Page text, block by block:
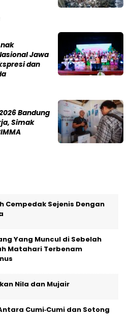
Jawa
dan
Bandung
Simak
Cempedak Sejenis Dengan
Yang Muncul di Sebelah
Matahari Terbenam
Nila dan Mujair
Cumi‑Cumi dan Sotong